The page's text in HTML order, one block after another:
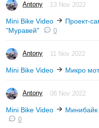
Antony 13 Nov 2022
Mini Bike Video
Проект-
"Муравей"
0
Antony 11 Nov 2022
Mini Bike Video Микро
Antony 08 Nov 2022
Mini Bike Video Минибайк
0